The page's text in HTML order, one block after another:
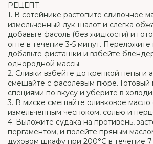
РЕЦЕПТ:
1. В сотейнике растопите сливочное
измельченный лук-шалот и слегка
добавьте фасоль (без жидкости) и
огне в течение 3-5 минут. Переложите
добавьте фисташки и взбейте
однородной массы.
2. Сливки взбейте до крепкой пены и
смешайте с фасолевым пюре. Готовый
специями по вкусу и уберите в
3. В миске смешайте оливковое масло
измельченным чесноком, солью и
4. Выложите судака на противень,
пергаментом, и полейте пряным
духовом шкафу при 200°С в течение 7